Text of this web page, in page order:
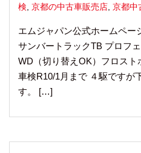
検, 京都の中古車販売店, 京都中
エムジャパン公式ホームペ
サンバートラックTB プロフ
WD（切り替えOK）フロスト
車検R10/1月まで ４駆ですが
す。 […]